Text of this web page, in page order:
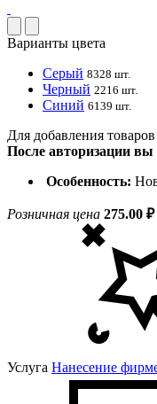
Варианты цвета
Серый 8328 шт.
Черный 2216 шт.
Синий 6139 шт.
Для добавления
После авторизации
Особенность:
Розничная цена 275.00 ₽
Услуга Нанесение